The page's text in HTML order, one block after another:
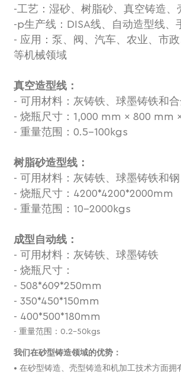
-工艺：湿砂、树脂砂、真空铸造、
-p生产线：DISA线、自动造型线、
- 应用：泵、阀、汽车、农业、市
等机械领域
真空造型线：
- 可用材料：灰铸铁、球墨铸铁和合
- 烧瓶尺寸：1,000 mm × 800 mm
- 重量范围：0.5-100kgs
树脂砂造型线：
- 可用材料：灰铸铁、球墨铸铁和钢
- 烧瓶尺寸：4200*4200*2000mm
- 重量范围：10-2000kgs
成型自动线：
- 可用材料：灰铸铁、球墨铸铁
- 烧瓶尺寸：
- 508*609*250mm
- 350*450*150mm
- 400*500*180mm
- 重量范围：0.2-50kgs
我们在砂型铸造领域的优势：
• 在砂型铸造、壳型铸造和机加工技术方面拥